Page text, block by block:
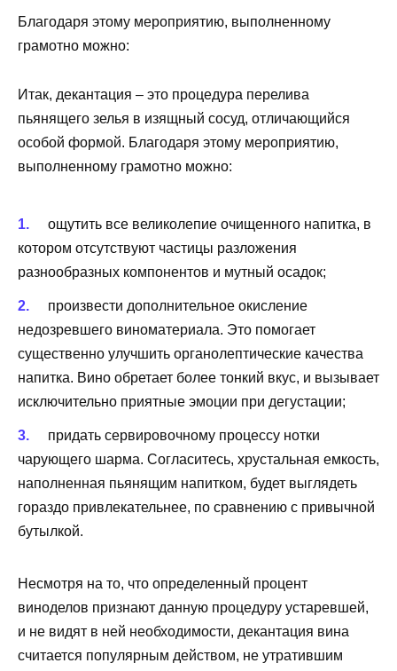
Благодаря этому мероприятию, выполненному
грамотно можно:
Итак, декантация – это процедура перелива
пьянящего зелья в изящный сосуд, отличающийся
особой формой. Благодаря этому мероприятию,
выполненному грамотно можно:
ощутить все великолепие очищенного напитка, в
котором отсутствуют частицы разложения
разнообразных компонентов и мутный осадок;
произвести дополнительное окисление
недозревшего виноматериала. Это помогает
существенно улучшить органолептические качества
напитка. Вино обретает более тонкий вкус, и вызывает
исключительно приятные эмоции при дегустации;
придать сервировочному процессу нотки
чарующего шарма. Согласитесь, хрустальная емкость,
наполненная пьянящим напитком, будет выглядеть
гораздо привлекательнее, по сравнению с привычной
бутылкой.
Несмотря на то, что определенный процент
виноделов признают данную процедуру устаревшей,
и не видят в ней необходимости, декантация вина
считается популярным действом, не утратившим